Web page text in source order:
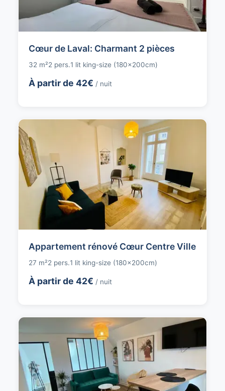
Cœur de Laval: Charmant 2 pièces
32 m²2 pers.1 lit king-size (180x200cm)
À partir de 42€ / nuit
Appartement rénové Cœur Centre Ville
27 m²2 pers.1 lit king-size (180x200cm)
À partir de 42€ / nuit